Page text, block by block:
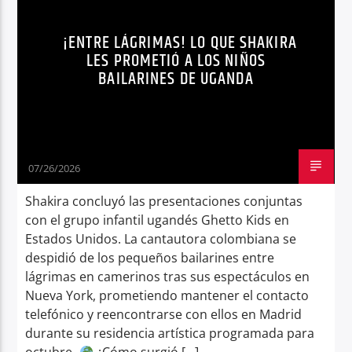
Radio hola¡ENTRE LÁGRIMAS! LO QUE SHAKIRA
LES PROMETIÓ A LOS NIÑOS
BAILARINES DE UGANDA
07/26/2026
Shakira concluyó las presentaciones conjuntas
con el grupo infantil ugandés Ghetto Kids en
Estados Unidos. La cantautora colombiana se
despidió de los pequeños bailarines entre
lágrimas en camerinos tras sus espectáculos en
Nueva York, prometiendo mantener el contacto
telefónico y reencontrarse con ellos en Madrid
durante su residencia artística programada para